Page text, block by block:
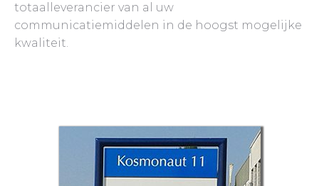
totaalleverancier van al uw
communicatiemiddelen in de hoogst mogelijke
kwaliteit.